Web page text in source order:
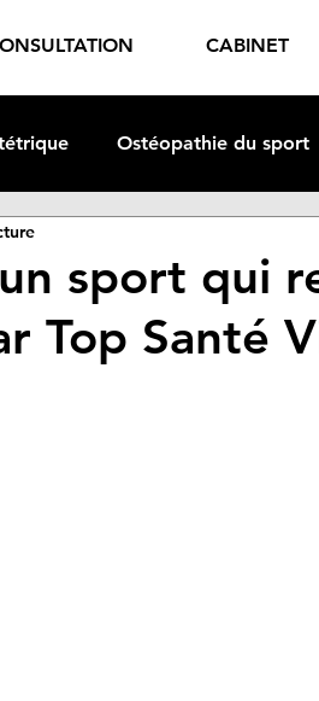
CABINET
Ostéopathie du sport
sport qui
Top Santé